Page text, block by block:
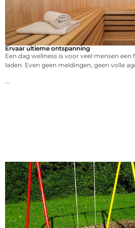
Ervaar ultieme ontspanning
Een dag wellness is voor veel mensen
laden. Even geen meldingen, geen volle
...